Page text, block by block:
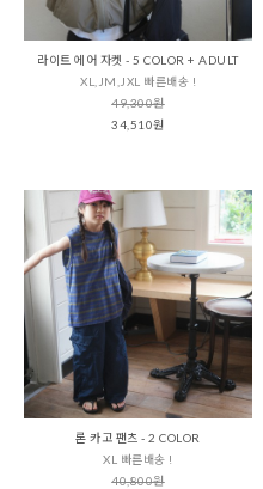
라이트 에어 자켓 - 5 COLOR + ADULT
XL,JM,JXL 빠른배송 !
49,300원
34,510원
론 카고 팬츠 - 2 COLOR
XL 빠른배송 !
40,800원